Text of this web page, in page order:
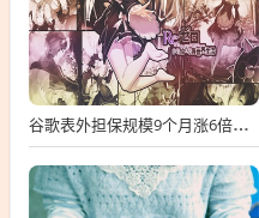
谷歌表外担保规模9个月涨6倍至438亿美元，用“财务兜底”换TPU芯片订单